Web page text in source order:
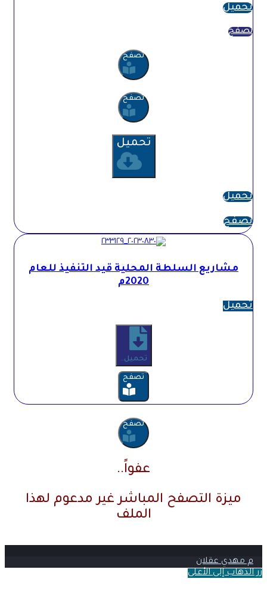
تحميل
تصفح
تصفح
تصفح
تحميل
تحميل
تصفح
مشاريع السلطة المحلية قيد التنفيذ للعام
2020م
تحميل
تحميل..
تصفح
تصفح
عفواً..
ميزة التصفح المباشر غير مدعوم لهذا
الملف
م مهدي عقلان
زر الذهاب إلى الأعلى